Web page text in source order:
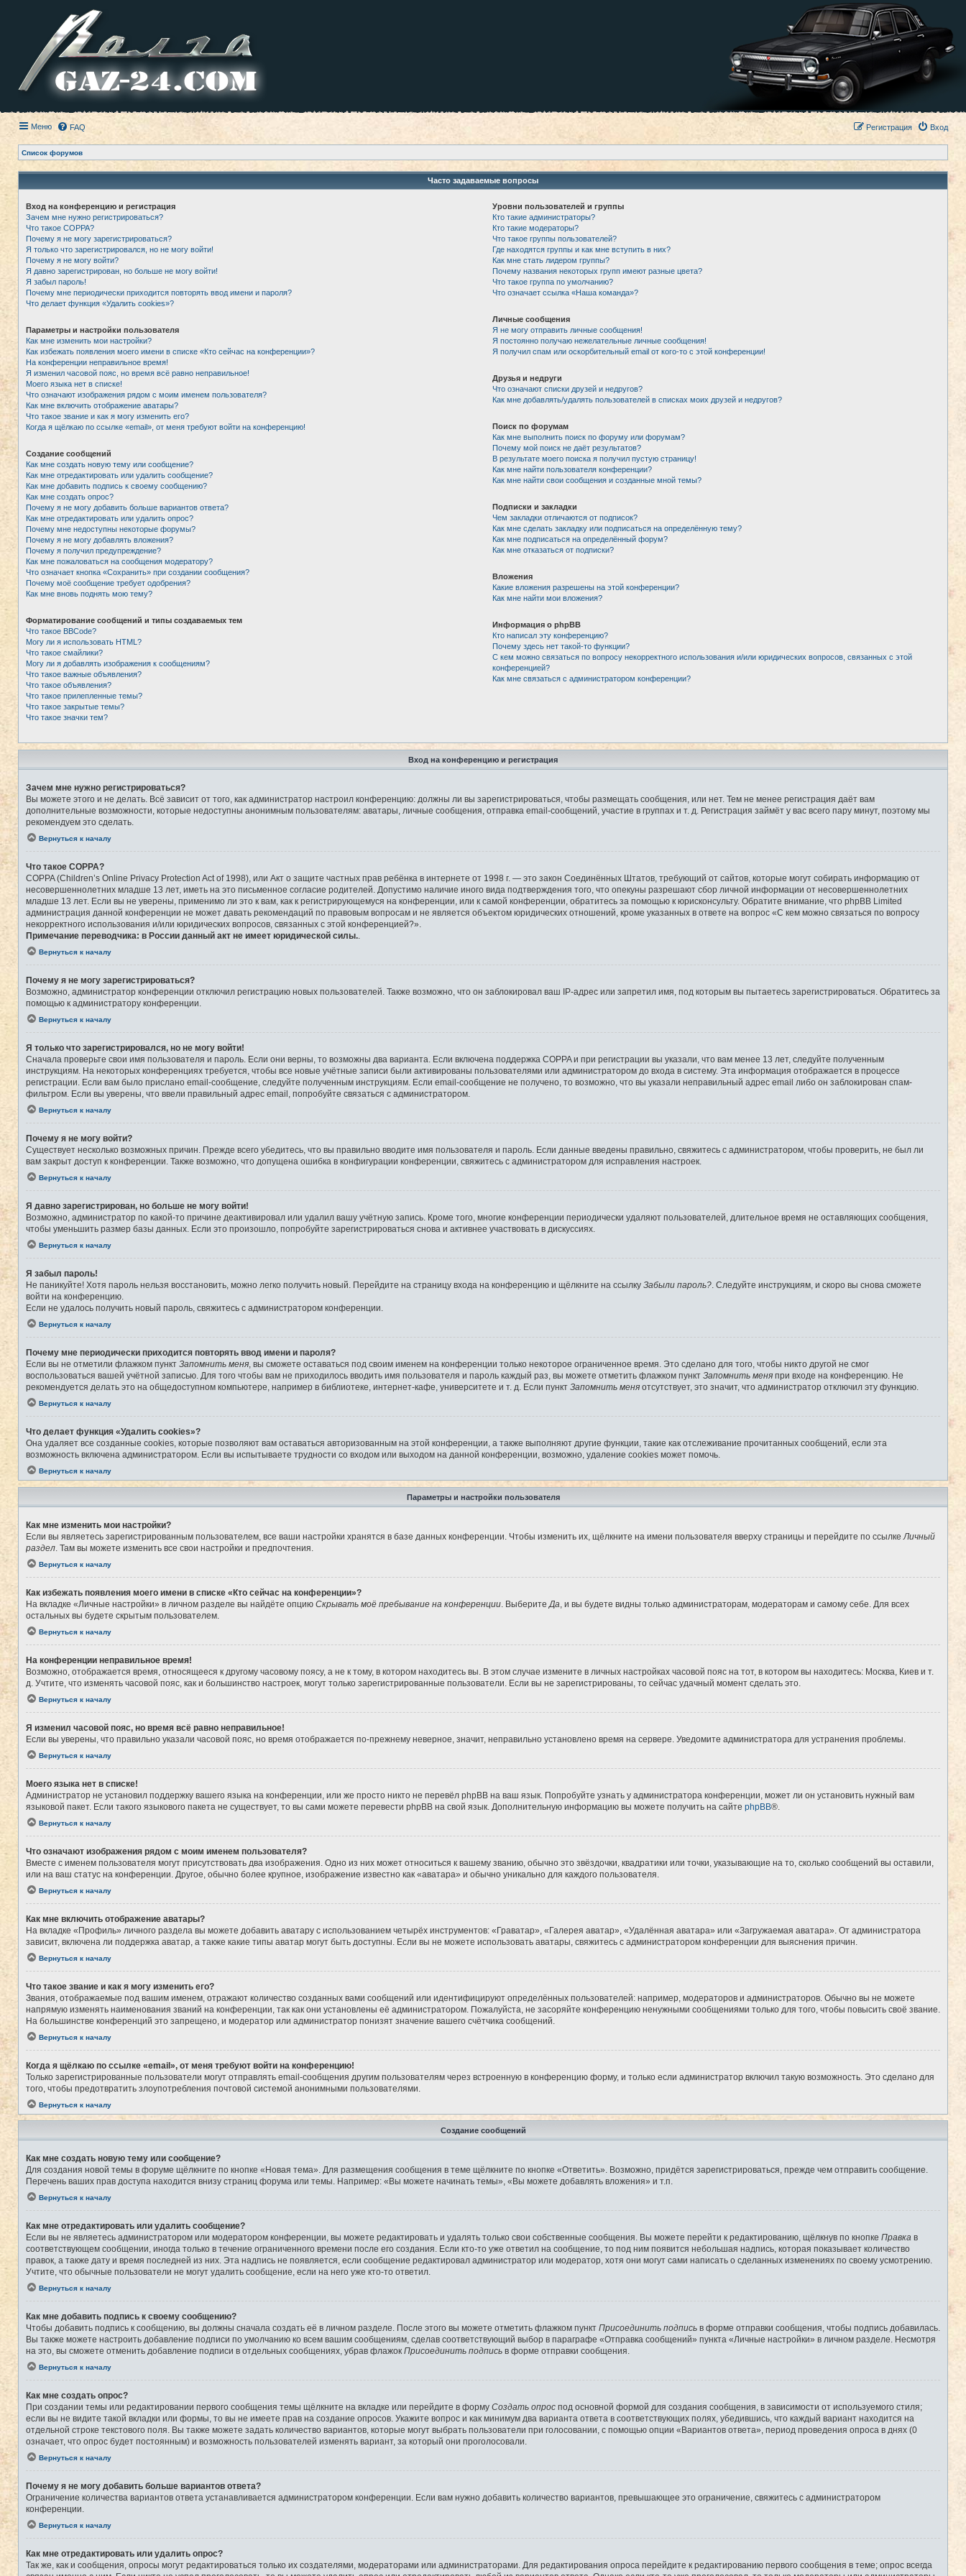
Меню FAQ Вход
Регистрация
Список форумов
Часто задаваемые вопросы
Вход на конференцию и регистрация
Зачем мне нужно регистрироваться?
Что такое COPPA?
Почему я не могу зарегистрироваться?
Я только что зарегистрировался, но не могу войти!
Почему я не могу войти?
Я давно зарегистрирован, но больше не могу войти!
Я забыл пароль!
Почему мне периодически приходится повторять ввод имени и пароля?
Что делает функция «Удалить cookies»?
Параметры и настройки пользователя
Как мне изменить мои настройки?
Как избежать появления моего имени в списке «Кто сейчас на конференции»?
На конференции неправильное время!
Я изменил часовой пояс, но время всё равно неправильное!
Моего языка нет в списке!
Что означают изображения рядом с моим именем пользователя?
Как мне включить отображение аватары?
Что такое звание и как я могу изменить его?
Когда я щёлкаю по ссылке «email», от меня требуют войти на конференцию!
Создание сообщений
Как мне создать новую тему или сообщение?
Как мне отредактировать или удалить сообщение?
Как мне добавить подпись к своему сообщению?
Как мне создать опрос?
Почему я не могу добавить больше вариантов ответа?
Как мне отредактировать или удалить опрос?
Почему мне недоступны некоторые форумы?
Почему я не могу добавлять вложения?
Почему я получил предупреждение?
Как мне пожаловаться на сообщения модератору?
Что означает кнопка «Сохранить» при создании сообщения?
Почему моё сообщение требует одобрения?
Как мне вновь поднять мою тему?
Форматирование сообщений и типы создаваемых тем
Что такое BBCode?
Могу ли я использовать HTML?
Что такое смайлики?
Могу ли я добавлять изображения к сообщениям?
Что такое важные объявления?
Что такое объявления?
Что такое прилепленные темы?
Что такое закрытые темы?
Что такое значки тем?
Уровни пользователей и группы
Кто такие администраторы?
Кто такие модераторы?
Что такое группы пользователей?
Где находятся группы и как мне вступить в них?
Как мне стать лидером группы?
Почему названия некоторых групп имеют разные цвета?
Что такое группа по умолчанию?
Что означает ссылка «Наша команда»?
Личные сообщения
Я не могу отправить личные сообщения!
Я постоянно получаю нежелательные личные сообщения!
Я получил спам или оскорбительный email от кого-то с этой конференции!
Друзья и недруги
Что означают списки друзей и недругов?
Как мне добавлять/удалять пользователей в списках моих друзей и недругов?
Поиск по форумам
Как мне выполнить поиск по форуму или форумам?
Почему мой поиск не даёт результатов?
В результате моего поиска я получил пустую страницу!
Как мне найти пользователя конференции?
Как мне найти свои сообщения и созданные мной темы?
Подписки и закладки
Чем закладки отличаются от подписок?
Как мне сделать закладку или подписаться на определённую тему?
Как мне подписаться на определённый форум?
Как мне отказаться от подписки?
Вложения
Какие вложения разрешены на этой конференции?
Как мне найти мои вложения?
Информация о phpBB
Кто написал эту конференцию?
Почему здесь нет такой-то функции?
С кем можно связаться по вопросу некорректного использования и/или юридических вопросов, связанных с этой
конференцией?
Как мне связаться с администратором конференции?
Вход на конференцию и регистрация
Зачем мне нужно регистрироваться?
Вы можете этого и не делать. Всё зависит от того, как администратор настроил конференцию: должны ли вы зарегистрироваться, чтобы размещать сообщения, или нет. Тем не менее регистрация даёт вам
дополнительные возможности, которые недоступны анонимным пользователям: аватары, личные сообщения, отправка email-сообщений, участие в группах и т. д. Регистрация займёт у вас всего пару минут, поэтому мы
рекомендуем это сделать.
Вернуться к началу
Что такое COPPA?
COPPA (Children’s Online Privacy Protection Act of 1998), или Акт о защите частных прав ребёнка в интернете от 1998 г. — это закон Соединённых Штатов, требующий от сайтов, которые могут собирать информацию от
несовершеннолетних младше 13 лет, иметь на это письменное согласие родителей. Допустимо наличие иного вида подтверждения того, что опекуны разрешают сбор личной информации от несовершеннолетних
младше 13 лет. Если вы не уверены, применимо ли это к вам, как к регистрирующемуся на конференции, или к самой конференции, обратитесь за помощью к юрисконсульту. Обратите внимание, что phpBB Limited
администрация данной конференции не может давать рекомендаций по правовым вопросам и не является объектом юридических отношений, кроме указанных в ответе на вопрос «С кем можно связаться по вопросу
некорректного использования и/или юридических вопросов, связанных с этой конференцией?».
Примечание переводчика: в России данный акт не имеет юридической силы.
Вернуться к началу
Почему я не могу зарегистрироваться?
Возможно, администратор конференции отключил регистрацию новых пользователей. Также возможно, что он заблокировал ваш IP-адрес или запретил имя, под которым вы пытаетесь зарегистрироваться. Обратитесь за
помощью к администратору конференции.
Вернуться к началу
Я только что зарегистрировался, но не могу войти!
Сначала проверьте свои имя пользователя и пароль. Если они верны, то возможны два варианта. Если включена поддержка COPPA и при регистрации вы указали, что вам менее 13 лет, следуйте полученным
инструкциям. На некоторых конференциях требуется, чтобы все новые учётные записи были активированы пользователями или администратором до входа в систему. Эта информация отображается в процессе
регистрации. Если вам было прислано email-сообщение, следуйте полученным инструкциям. Если email-сообщение не получено, то возможно, что вы указали неправильный адрес email либо он заблокирован спам-
фильтром. Если вы уверены, что ввели правильный адрес email, попробуйте связаться с администратором.
Вернуться к началу
Почему я не могу войти?
Существует несколько возможных причин. Прежде всего убедитесь, что вы правильно вводите имя пользователя и пароль. Если данные введены правильно, свяжитесь с администратором, чтобы проверить, не был ли
вам закрыт доступ к конференции. Также возможно, что допущена ошибка в конфигурации конференции, свяжитесь с администратором для исправления настроек.
Вернуться к началу
Я давно зарегистрирован, но больше не могу войти!
Возможно, администратор по какой-то причине деактивировал или удалил вашу учётную запись. Кроме того, многие конференции периодически удаляют пользователей, длительное время не оставляющих сообщения,
чтобы уменьшить размер базы данных. Если это произошло, попробуйте зарегистрироваться снова и активнее участвовать в дискуссиях.
Вернуться к началу
Я забыл пароль!
Не паникуйте! Хотя пароль нельзя восстановить, можно легко получить новый. Перейдите на страницу входа на конференцию и щёлкните на ссылку Забыли пароль? . Следуйте инструкциям, и скоро вы снова сможете
войти на конференцию.
Если не удалось получить новый пароль, свяжитесь с администратором конференции.
Вернуться к началу
Почему мне периодически приходится повторять ввод имени и пароля?
Если вы не отметили флажком пункт Запомнить меня , вы сможете оставаться под своим именем на конференции только некоторое ограниченное время. Это сделано для того, чтобы никто другой не смог
воспользоваться вашей учётной записью. Для того чтобы вам не приходилось вводить имя пользователя и пароль каждый раз, вы можете отметить флажком пункт Запомнить меня при входе на конференцию. Не
рекомендуется делать это на общедоступном компьютере, например в библиотеке, интернет-кафе, университете и т. д. Если пункт Запомнить меня отсутствует, это значит, что администратор отключил эту функцию.
Вернуться к началу
Что делает функция «Удалить cookies»?
Она удаляет все созданные cookies, которые позволяют вам оставаться авторизованным на этой конференции, а также выполняют другие функции, такие как отслеживание прочитанных сообщений, если эта
возможность включена администратором. Если вы испытываете трудности со входом или выходом на данной конференции, возможно, удаление cookies может помочь.
Вернуться к началу
Параметры и настройки пользователя
Как мне изменить мои настройки?
Если вы являетесь зарегистрированным пользователем, все ваши настройки хранятся в базе данных конференции. Чтобы изменить их, щёлкните на имени пользователя вверху страницы и перейдите по ссылке Личный
раздел . Там вы можете изменить все свои настройки и предпочтения.
Вернуться к началу
Как избежать появления моего имени в списке «Кто сейчас на конференции»?
На вкладке «Личные настройки» в личном разделе вы найдёте опцию Скрывать моё пребывание на конференции . Выберите Да , и вы будете видны только администраторам, модераторам и самому себе. Для всех
остальных вы будете скрытым пользователем.
Вернуться к началу
На конференции неправильное время!
Возможно, отображается время, относящееся к другому часовому поясу, а не к тому, в котором находитесь вы. В этом случае измените в личных настройках часовой пояс на тот, в котором вы находитесь: Москва, Киев и т.
д. Учтите, что изменять часовой пояс, как и большинство настроек, могут только зарегистрированные пользователи. Если вы не зарегистрированы, то сейчас удачный момент сделать это.
Вернуться к началу
Я изменил часовой пояс, но время всё равно неправильное!
Если вы уверены, что правильно указали часовой пояс, но время отображается по-прежнему неверное, значит, неправильно установлено время на сервере. Уведомите администратора для устранения проблемы.
Вернуться к началу
Моего языка нет в списке!
Администратор не установил поддержку вашего языка на конференции, или же просто никто не перевёл phpBB на ваш язык. Попробуйте узнать у администратора конференции, может ли он установить нужный вам
языковой пакет. Если такого языкового пакета не существует, то вы сами можете перевести phpBB на свой язык. Дополнительную информацию вы можете получить на сайте phpBB®.
Вернуться к началу
Что означают изображения рядом с моим именем пользователя?
Вместе с именем пользователя могут присутствовать два изображения. Одно из них может относиться к вашему званию, обычно это звёздочки, квадратики или точки, указывающие на то, сколько сообщений вы оставили,
или на ваш статус на конференции. Другое, обычно более крупное, изображение известно как «аватара» и обычно уникально для каждого пользователя.
Вернуться к началу
Как мне включить отображение аватары?
На вкладке «Профиль» личного раздела вы можете добавить аватару с использованием четырёх инструментов: «Граватар», «Галерея аватар», «Удалённая аватара» или «Загружаемая аватара». От администратора
зависит, включена ли поддержка аватар, а также какие типы аватар могут быть доступны. Если вы не можете использовать аватары, свяжитесь с администратором конференции для выяснения причин.
Вернуться к началу
Что такое звание и как я могу изменить его?
Звания, отображаемые под вашим именем, отражают количество созданных вами сообщений или идентифицируют определённых пользователей: например, модераторов и администраторов. Обычно вы не можете
напрямую изменять наименования званий на конференции, так как они установлены её администратором. Пожалуйста, не засоряйте конференцию ненужными сообщениями только для того, чтобы повысить своё звание.
На большинстве конференций это запрещено, и модератор или администратор понизят значение вашего счётчика сообщений.
Вернуться к началу
Когда я щёлкаю по ссылке «email», от меня требуют войти на конференцию!
Только зарегистрированные пользователи могут отправлять email-сообщения другим пользователям через встроенную в конференцию форму, и только если администратор включил такую возможность. Это сделано для
того, чтобы предотвратить злоупотребления почтовой системой анонимными пользователями.
Вернуться к началу
Создание сообщений
Как мне создать новую тему или сообщение?
Для создания новой темы в форуме щёлкните по кнопке «Новая тема». Для размещения сообщения в теме щёлкните по кнопке «Ответить». Возможно, придётся зарегистрироваться, прежде чем отправить сообщение.
Перечень ваших прав доступа находится внизу страниц форума или темы. Например: «Вы можете начинать темы», «Вы можете добавлять вложения» и т.п.
Вернуться к началу
Как мне отредактировать или удалить сообщение?
Если вы не являетесь администратором или модератором конференции, вы можете редактировать и удалять только свои собственные сообщения. Вы можете перейти к редактированию, щёлкнув по кнопке Правка в
соответствующем сообщении, иногда только в течение ограниченного времени после его создания. Если кто-то уже ответил на сообщение, то под ним появится небольшая надпись, которая показывает количество
правок, а также дату и время последней из них. Эта надпись не появляется, если сообщение редактировал администратор или модератор, хотя они могут сами написать о сделанных изменениях по своему усмотрению.
Учтите, что обычные пользователи не могут удалить сообщение, если на него уже кто-то ответил.
Вернуться к началу
Как мне добавить подпись к своему сообщению?
Чтобы добавить подпись к сообщению, вы должны сначала создать её в личном разделе. После этого вы можете отметить флажком пункт Присоединить подпись в форме отправки сообщения, чтобы подпись добавилась.
Вы также можете настроить добавление подписи по умолчанию ко всем вашим сообщениям, сделав соответствующий выбор в параграфе «Отправка сообщений» пункта «Личные настройки» в личном разделе. Несмотря
на это, вы сможете отменить добавление подписи в отдельных сообщениях, убрав флажок Присоединить подпись в форме отправки сообщения.
Вернуться к началу
Как мне создать опрос?
При создании темы или редактировании первого сообщения темы щёлкните на вкладке или перейдите в форму Создать опрос под основной формой для создания сообщения, в зависимости от используемого стиля;
если вы не видите такой вкладки или формы, то вы не имеете прав на создание опросов. Укажите вопрос и как минимум два варианта ответа в соответствующих полях, убедившись, что каждый вариант находится на
отдельной строке текстового поля. Вы также можете задать количество вариантов, которые могут выбрать пользователи при голосовании, с помощью опции «Вариантов ответа», период проведения опроса в днях (0
означает, что опрос будет постоянным) и возможность пользователей изменять вариант, за который они проголосовали.
Вернуться к началу
Почему я не могу добавить больше вариантов ответа?
Ограничение количества вариантов ответа устанавливается администратором конференции. Если вам нужно добавить количество вариантов, превышающее это ограничение, свяжитесь с администратором
конференции.
Вернуться к началу
Как мне отредактировать или удалить опрос?
Так же, как и сообщения, опросы могут редактироваться только их создателями, модераторами или администраторами. Для редактирования опроса перейдите к редактированию первого сообщения в теме; опрос всегда